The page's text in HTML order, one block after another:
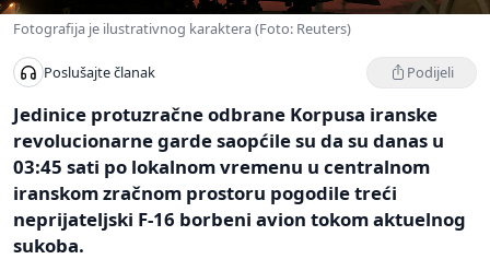
Fotografija je ilustrativnog karaktera (Foto: Reuters)
Poslušajte članak Podijeli
Jedinice protuzračne odbrane Korpusa iranske
revolucionarne garde saopćile su da su danas u
03:45 sati po lokalnom vremenu u centralnom
iranskom zračnom prostoru pogodile treći
neprijateljski F-16 borbeni avion tokom aktuelnog
sukoba.